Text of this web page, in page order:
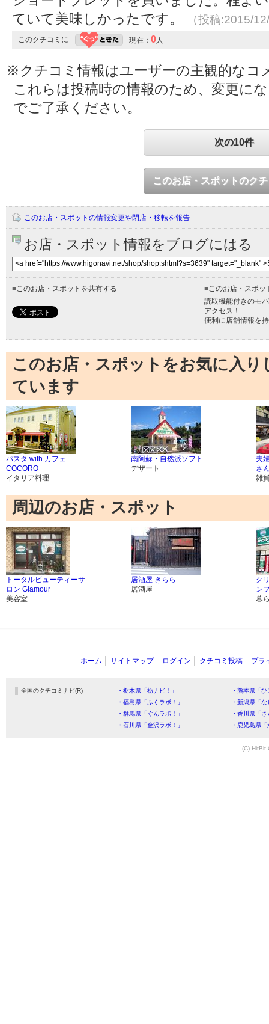
ていて美味しかったです。
（投稿:2015/
このクチコミに 現在： 0 人
※クチコミ情報はユーザーの主観的なコ
これらは投稿時の情報のため、変更に
でご了承ください。
次の10件
このお店・スポットのク
このお店・スポットの情報変更や閉店・移転を報告
お店・スポット情報をブログにはる
■ このお店・スポットを共有する ■ このお店・スポ
読取機能付きのモ
アクセス！
便利に店舗情報を
このお店・スポットをお気に入
ています
パスタ with カフェ
COCORO
イタリア料理
南阿蘇・自然派ソフト
デザート
夫
さ
雑
周辺のお店・スポット
トータルビューティーサ
ロン Glamour
美容室
居酒屋 きらら
居酒屋
ク
ン
暮
ホーム サイトマップ ログイン クチコミ投稿 プラ
全国のクチコミナビ(R) ・栃木県「栃ナビ！」
・熊本県「
・福島県「ふくラボ！」
・新潟県「
・群馬県「ぐんラボ！」
・香川県「
・石川県「金沢ラボ！」
・鹿児島県
(C) HitBit